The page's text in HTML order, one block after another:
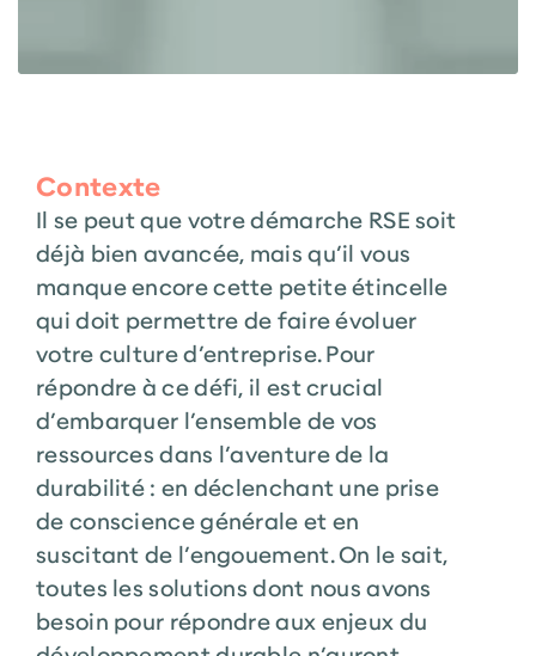
Contexte
Il se peut que votre démarche RSE soit
déjà bien avancée, mais qu’il vous
manque encore cette petite étincelle
qui doit permettre de faire évoluer
votre culture d’entreprise. Pour
répondre à ce défi, il est crucial
d’embarquer l’ensemble de vos
ressources dans l’aventure de la
durabilité : en déclenchant une prise
de conscience générale et en
suscitant de l’engouement. On le sait,
toutes les solutions dont nous avons
besoin pour répondre aux enjeux du